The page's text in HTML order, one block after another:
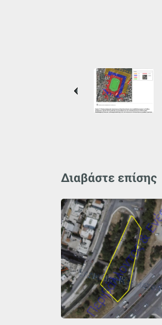
Διαβάστε επίσης